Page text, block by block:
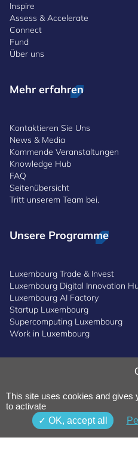
Inspire
Assess & Accelerate
Connect
Fund
Über uns
Mehr erfahren
Kontaktieren Sie Uns
News & Media
Kommende Veranstaltungen
Knowledge Hub
FAQ
Seitenübersicht
Tritt unserem Team bei.
Unsere Programme
Luxembourg Trade & Invest
Luxembourg Digital Innovation
Luxembourg AI Factory
Startup Luxembourg
Supercomputing Luxembourg
Work in Luxembourg
Datenschutz
Bedingungen und Konditionen
Whistleblowing-Politik
Erreichbarkeit
This site uses cookies and gives
to activate
OK, accept all